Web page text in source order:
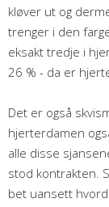
kløver ut og
trenger i den
eksakt tredje i
26 % - da er
Det er også
hjerterdamen
alle disse
stod kontrakten.
bet uansett